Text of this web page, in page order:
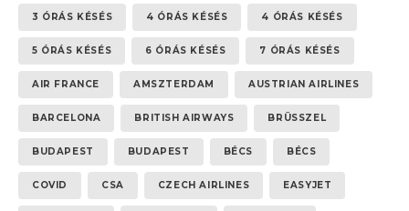
3 ÓRÁS KÉSÉS 4 ÓRÁS KÉSÉS 4 ÓRÁS KÉSÉS
5 ÓRÁS KÉSÉS 6 ÓRÁS KÉSÉS 7 ÓRÁS KÉSÉS
AIR FRANCE AMSZTERDAM AUSTRIAN AIRLINES
BARCELONA BRITISH AIRWAYS BRÜSSZEL
BUDAPEST BUDAPEST BÉCS BÉCS
COVID CSA CZECH AIRLINES EASYJET